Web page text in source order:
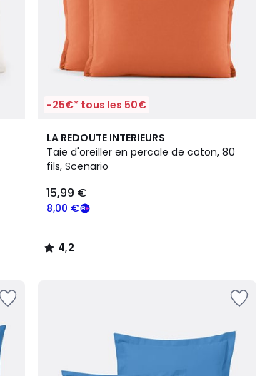
-25€* tous les 50€
LA REDOUTE INTERIEURS
Taie d'oreiller en percale de coton, 80
fils, Scenario
8,00 €
15,99 €
4,2
/ 5
4,2
/